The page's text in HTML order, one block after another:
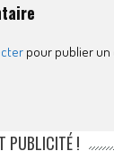
pour publier un
PUBLICITÉ !